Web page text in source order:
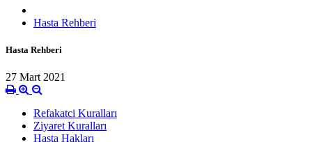
Hasta Rehberi
Hasta Rehberi
27 Mart 2021
Refakatci Kuralları
Ziyaret Kuralları
Hasta Hakları